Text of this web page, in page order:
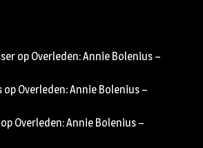
op Overleden: Annie Bolenius –
op Overleden: Annie Bolenius –
op Overleden: Annie Bolenius –